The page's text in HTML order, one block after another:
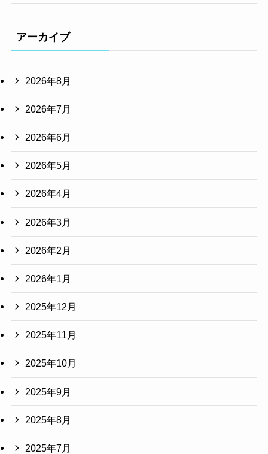
アーカイブ
2026年8月
2026年7月
2026年6月
2026年5月
2026年4月
2026年3月
2026年2月
2026年1月
2025年12月
2025年11月
2025年10月
2025年9月
2025年8月
2025年7月